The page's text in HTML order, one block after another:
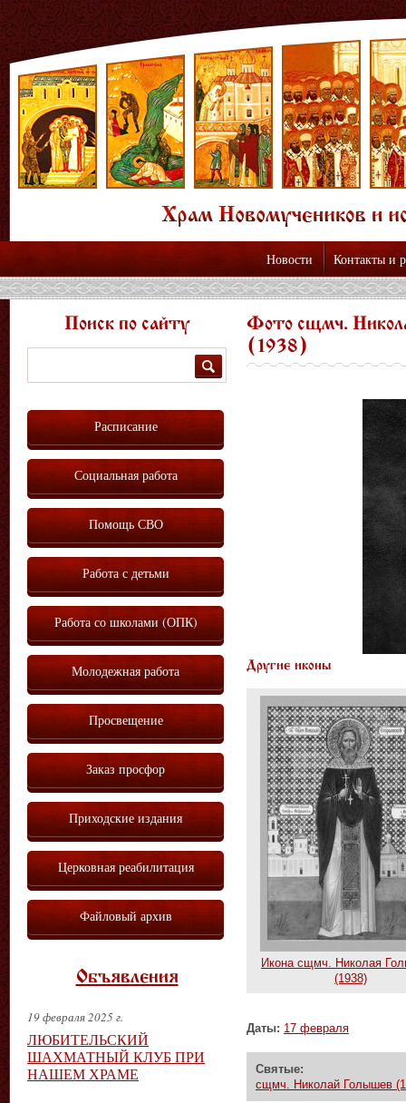
Новости Контакты и
Фото сщмч.
(1938)
Другие иконы
Икона сщмч. Николая
(1938)
Даты: 17 февраля
Святые:
сщмч. Николай Голышев
Поиск по сайту
Расписание
Социальная работа
Помощь СВО
Работа с детьми
Работа со школами (ОПК)
Молодежная работа
Просвещение
Заказ просфор
Приходские издания
Церковная реабилитация
Файловый архив
Объявления
19 февраля 2025 г.
ЛЮБИТЕЛЬСКИЙ
ШАХМАТНЫЙ КЛУБ ПРИ
НАШЕМ ХРАМЕ